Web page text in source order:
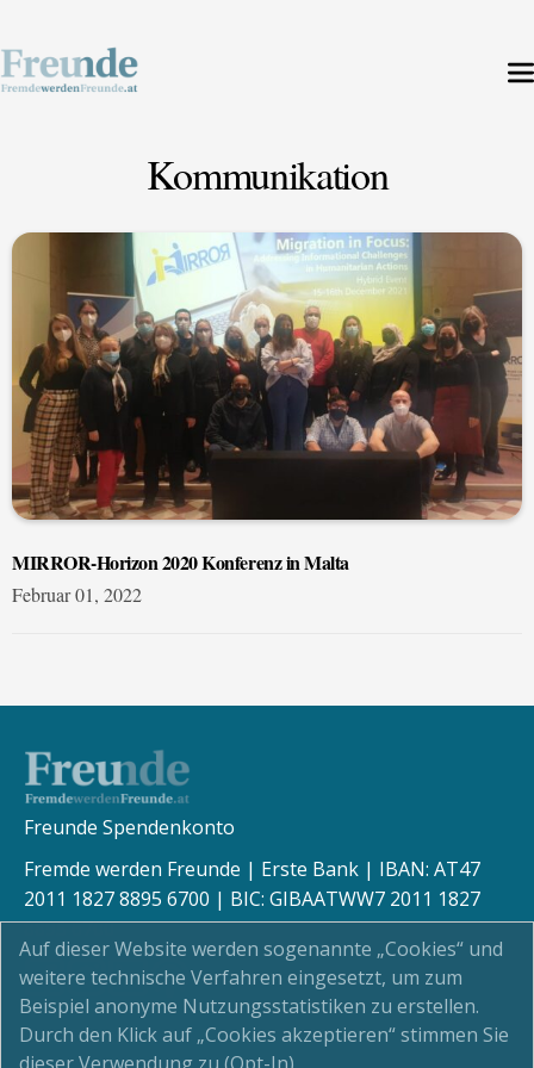
Kommunikation
MIRROR-Horizon 2020 Konferenz in Malta
Februar 01, 2022
Freunde Spendenkonto
Fremde werden Freunde | Erste Bank | IBAN: AT47
2011 1827 8895 6700 | BIC: GIBAATWW7 2011 1827
8895 6700
Kinderschutz
Auf dieser Website werden sogenannte „Cookies“ und
weitere technische Verfahren eingesetzt, um zum
Beispiel anonyme Nutzungsstatistiken zu erstellen.
Durch den Klick auf „Cookies akzeptieren“ stimmen Sie